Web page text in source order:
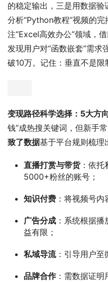
的稳定输出，三是用数据
分析“Python教程”视频的
注“Excel高效办公”领域，
发现用户对“函数嵌套”需求
破10万。记住：垂直不是限
变现路径科学选择：5大方
钱”成热搜关键词，但新手
致了数据基于平台规则梳理
直播打赏与带货：依托
5000+粉丝的账号；
知识付费 ：将视频号
广告分成 ：系统根据
益有限；
私域导流：引导用户至
品牌合作：需数据证明